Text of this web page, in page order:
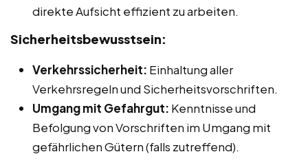
direkte Aufsicht effizient zu arbeiten.
Sicherheitsbewusstsein:
Verkehrssicherheit: Einhaltung aller
Verkehrsregeln und Sicherheitsvorschriften.
Umgang mit Gefahrgut: Kenntnisse und
Befolgung von Vorschriften im Umgang mit
gefährlichen Gütern (falls zutreffend).